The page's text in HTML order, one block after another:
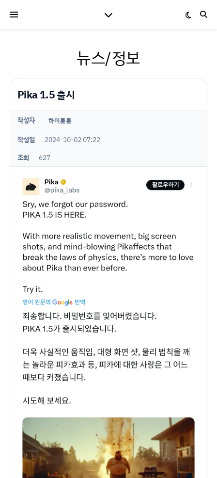
뉴스/정보
Pika 1.5 출시
작성자 하이룽룽
작성일
2024-10-02 07:22
조회
627